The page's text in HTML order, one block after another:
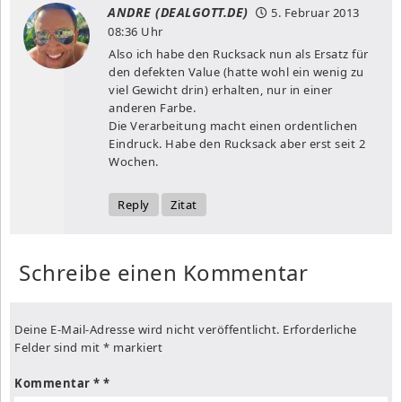
ANDRE (DEALGOTT.DE)
5. Februar 2013
08:36 Uhr
Also ich habe den Rucksack nun als Ersatz für
den defekten Value (hatte wohl ein wenig zu
viel Gewicht drin) erhalten, nur in einer
anderen Farbe.
Die Verarbeitung macht einen ordentlichen
Eindruck. Habe den Rucksack aber erst seit 2
Wochen.
Reply Zitat
Schreibe einen Kommentar
Deine E-Mail-Adresse wird nicht veröffentlicht. Erforderliche
Felder sind mit * markiert
Kommentar *